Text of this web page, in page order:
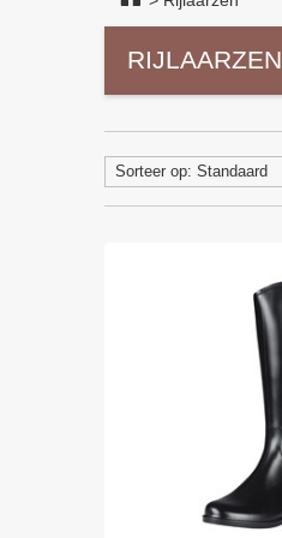
RIJLAARZEN
Sorteer op: Standaard